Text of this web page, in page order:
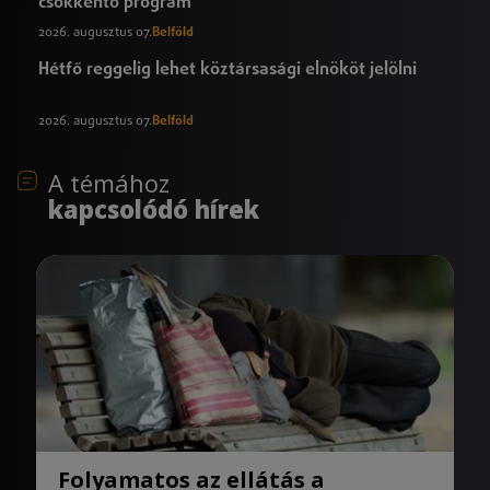
2026. augusztus 07.Belföld
Hétfő reggelig lehet köztársasági elnököt jelölni
2026. augusztus 07.Belföld
A témához
kapcsolódó hírek
Folyamatos az ellátás a